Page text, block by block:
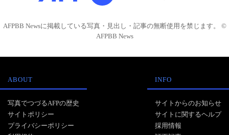
AFPBB Newsに掲載している写真・見出し・記事の無断使用を禁じます。 ©
AFPBB News
ABOUT
写真でつづるAFPの歴史
サイトポリシー
プライバシーポリシー
INFO
サイトからのお知らせ
サイトに関するヘルプ
採用情報